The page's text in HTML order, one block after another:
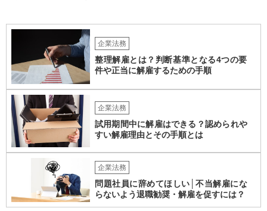
か。これらも確認しておかれた方がよろしいかと思います。 辞任や任
期満了という他の退任方法であれば、解任のような損害賠償の定めは
ないため、これらの代替方法を取ることができないかも検討点です。
企業法務
整理解雇とは？判断基準となる4つの要
件や正当に解雇するための手順
企業法務
試用期間中に解雇はできる？認められや
すい解雇理由とその手順とは
企業法務
問題社員に辞めてほしい│不当解雇にな
らないよう退職勧奨・解雇を促すには？